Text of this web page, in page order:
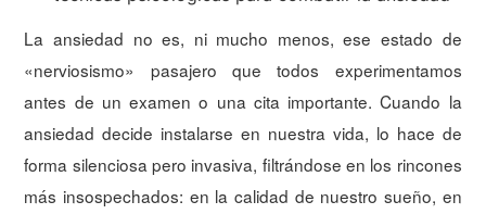
La ansiedad no es, ni mucho menos, ese estado de
«nerviosismo» pasajero que todos experimentamos
antes de un examen o una cita importante. Cuando la
ansiedad decide instalarse en nuestra vida, lo hace de
forma silenciosa pero invasiva, filtrándose en los rincones
más insospechados: en la calidad de nuestro sueño, en